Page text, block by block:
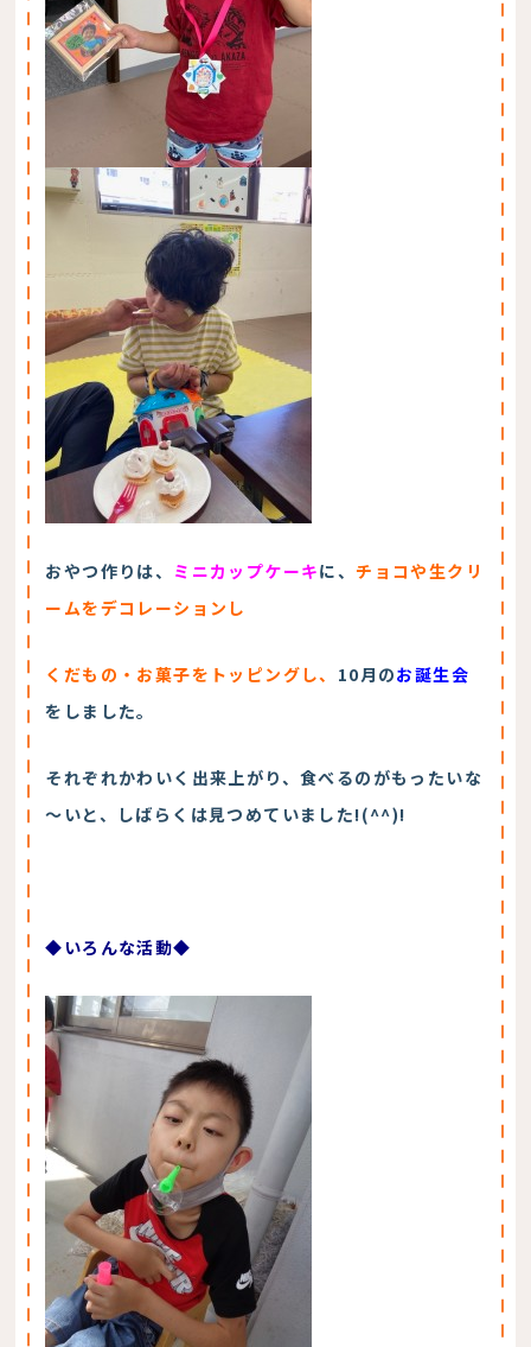
おやつ作りは、 ミニカップケーキに、 チョコや生クリ
ームをデコレーションし
くだもの・お菓子をトッピングし、 10月のお誕生会
をしました。
それぞれかわいく出来上がり、食べるのがもったいな
～いと、しばらくは見つめていました!(^^)!
◆いろんな活動◆